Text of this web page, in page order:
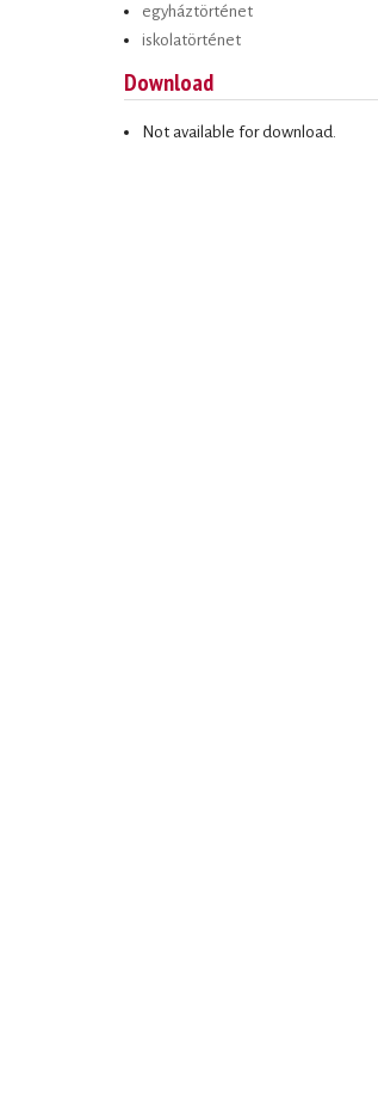
egyháztörténet
iskolatörténet
Download
Not available for download.